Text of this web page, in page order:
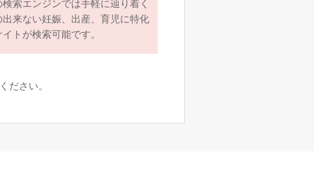
索エンジンでは手軽に辿り着く
出来ない妊娠、出産、育児に特化
イトが検索可能です。
ださい。